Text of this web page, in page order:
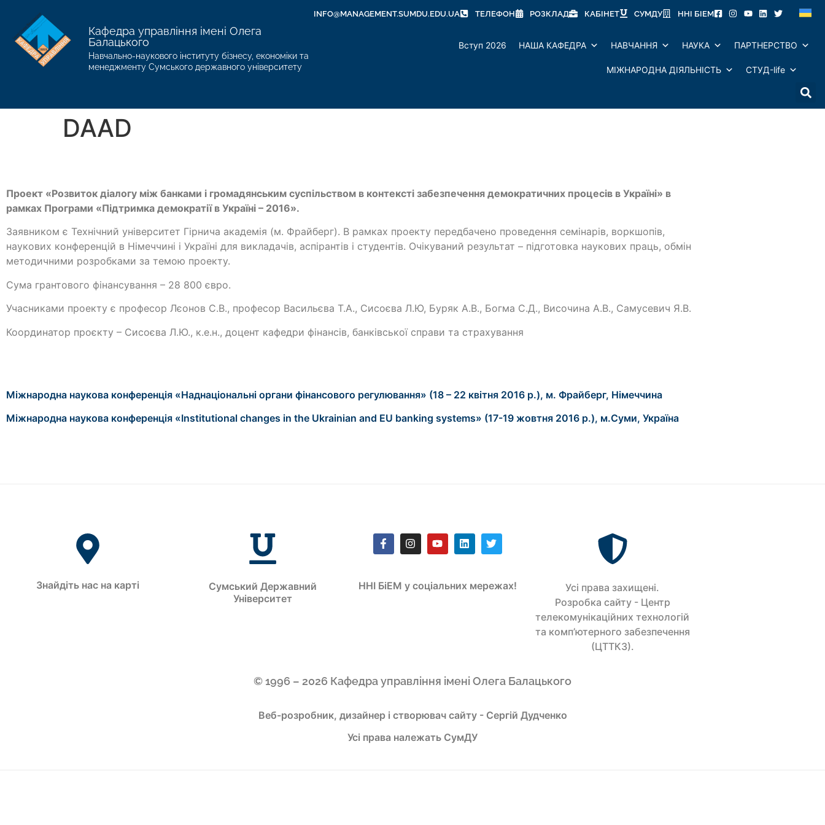
INFO@MANAGEMENT.SUMDU.EDU.UA ТЕЛЕФОН РОЗКЛАД КАБІНЕТ СУМДУ ННІ БІЕМ
Кафедра управління імені Олега
Балацького
Навчально-наукового інституту бізнесу, економіки та
менеджменту Сумського державного університету
Вступ 2026 НАША КАФЕДРА НАВЧАННЯ НАУКА ПАРТНЕРСТВО
МІЖНАРОДНА ДІЯЛЬНІСТЬ СТУД-life
DAAD
Проект «Розвиток діалогу між банками і громадянським суспільством в контексті забезпечення демократичних процесів в Україні» в
рамках Програми «Підтримка демократії в Україні – 2016».
Заявником є Технічний університет Гірнича академія (м. Фрайберг). В рамках проекту передбачено проведення семінарів, воркшопів,
наукових конференцій в Німеччині і Україні для викладачів, аспірантів і студентів. Очікуваний результат – підготовка наукових праць, обмін
методичними розробками за темою проекту.
Сума грантового фінансування – 28 800 євро.
Учасниками проекту є професор Лєонов С.В., професор Васильєва Т.А., Сисоєва Л.Ю, Буряк А.В., Богма С.Д., Височина А.В., Самусевич Я.В.
Координатор проєкту – Сисоєва Л.Ю., к.е.н., доцент кафедри фінансів, банківської справи та страхування
Міжнародна наукова конференція «Наднаціональні органи фінансового регулювання» (18 – 22 квітня 2016 р.), м. Фрайберг, Німеччина
Міжнародна наукова конференція «Institutional changes in the Ukrainian and EU banking systems» (17-19 жовтня 2016 р.), м.Суми, Україна
Знайдіть нас на карті
Сумський Державний
Університет
ННІ БіЕМ у соціальних мережах!
Усi права захищенi.
Розробка сайту - Центр
телекомунікаційних технологій
та комп’ютерного забезпечення
(ЦТТКЗ).
© 1996 – 2026 Кафедра управління імені Олега Балацького
Веб-розробник, дизайнер і створювач сайту - Сергій Дудченко
Усі права належать СумДУ